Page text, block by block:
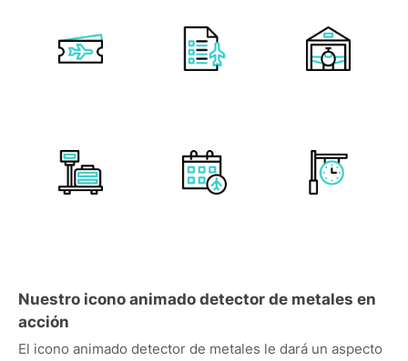
Nuestro icono animado detector de metales en
acción
El icono animado detector de metales le dará un aspecto